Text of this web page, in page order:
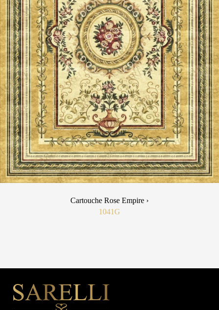
Cartouche Rose Empire ›
1041G